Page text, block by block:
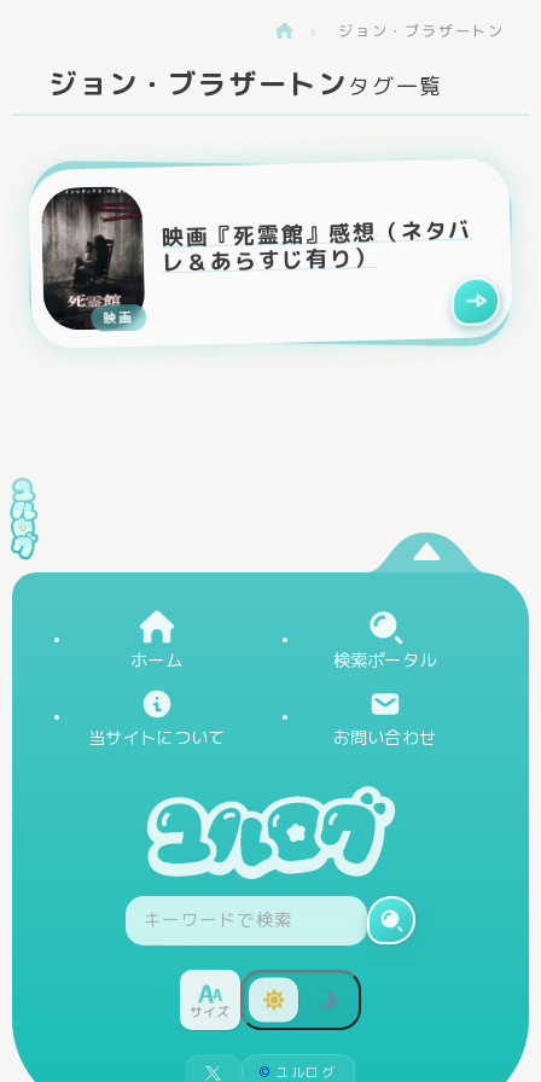
ジョン・ブラザートン
ジョン・ブラザートン タグ一覧
映画『死霊館』感想（ネタバ
レ＆あらすじ有り）
映画
ホーム 検索ポータル
当サイトについて お問い合わせ
サイズ
© ユルログ